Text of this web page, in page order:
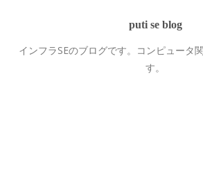
puti se blog
インフラSEのブログです。コンピュータ
す。